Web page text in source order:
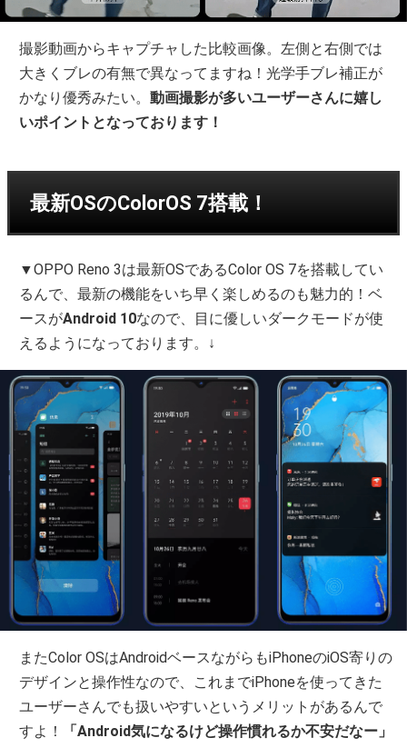
撮影動画からキャプチャした比較画像。左側と右側では
大きくブレの有無で異なってますね！光学手ブレ補正が
かなり優秀みたい。動画撮影が多いユーザーさんに嬉し
いポイントとなっております！
最新OSのColorOS 7搭載！
▼OPPO Reno 3は最新OSであるColor OS 7を搭載してい
るんで、最新の機能をいち早く楽しめるのも魅力的！ベ
ースがAndroid 10なので、目に優しいダークモードが使
えるようになっております。↓
またColor OSはAndroidベースながらもiPhoneのiOS寄りの
デザインと操作性なので、これまでiPhoneを使ってきた
ユーザーさんでも扱いやすいというメリットがあるんで
すよ！
「Android気になるけど操作慣れるか不安だなー」